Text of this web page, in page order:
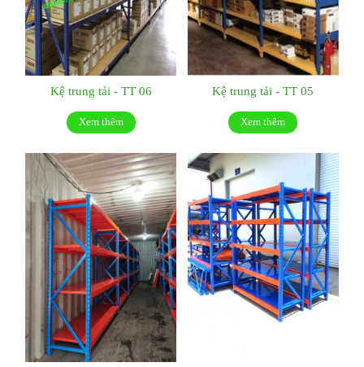
Kệ trung tải - TT 06
Xem thêm
Kệ trung tải - TT 05
Xem thêm